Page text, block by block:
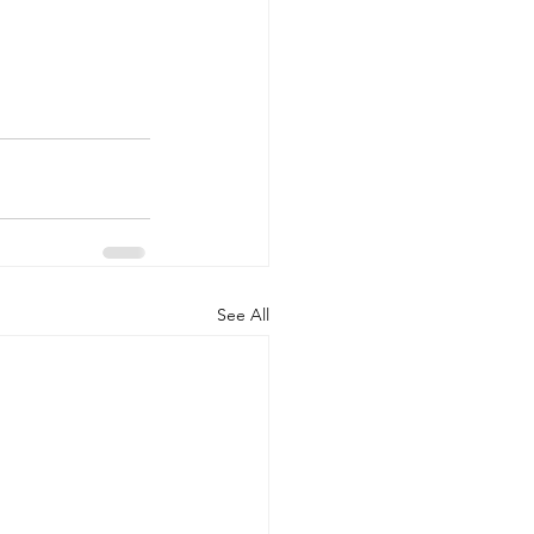
See All